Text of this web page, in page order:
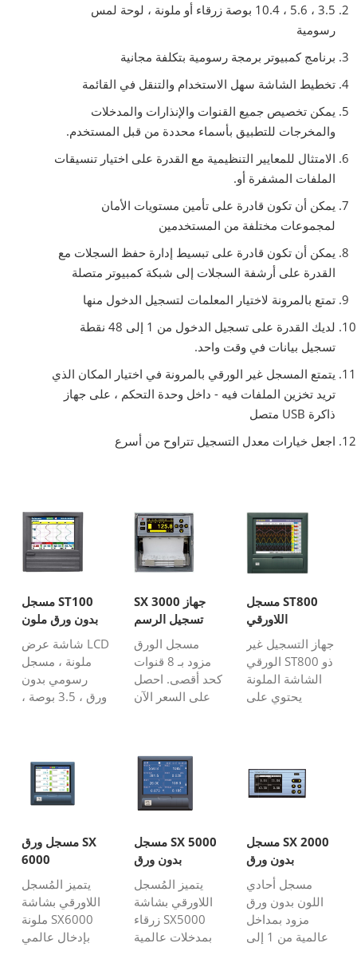
3.5 ، 5.6 ، 10.4 بوصة زرقاء أو ملونة ، لوحة لمس
رسومية
برنامج كمبيوتر برمجة رسومية بتكلفة مجانية
تخطيط الشاشة سهل الاستخدام والتنقل في القائمة
يمكن تخصيص جميع القنوات والإنذارات والمدخلات
والمخرجات للتطبيق بأسماء محددة من قبل المستخدم.
الامتثال للمعايير التنظيمية مع القدرة على اختيار تنسيقات
الملفات المشفرة أو.
يمكن أن تكون قادرة على تأمين مستويات الأمان
لمجموعات مختلفة من المستخدمين
يمكن أن تكون قادرة على تبسيط إدارة حفظ السجلات مع
القدرة على أرشفة السجلات إلى شبكة كمبيوتر متصلة
تمتع بالمرونة لاختيار المعلمات لتسجيل الدخول منها
لديك القدرة على تسجيل الدخول من 1 إلى 48 نقطة
تسجيل بيانات في وقت واحد.
يتمتع المسجل غير الورقي بالمرونة في اختيار المكان الذي
تريد تخزين الملفات فيه - داخل وحدة التحكم ، على جهاز
ذاكرة USB متصل
اجعل خيارات معدل التسجيل تتراوح من أسرع
مسجل ST100
بدون ورق ملون
شاشة عرض LCD
ملونة ، مسجل
رسومي بدون
ورق ، 3.5 بوصة ،
SX 3000 جهاز
تسجيل الرسم
البياني / مسجل
الورق
مسجل الورق
مزود بـ 8 قنوات
كحد أقصى. احصل
على السعر الآن
منخفض
مسجل ST800
اللاورقي
جهاز التسجيل غير
الورقي ST800 ذو
الشاشة الملونة
يحتوي على
بوصة. E-thernet
، بطاقة SD ،
واجهة USB ،
RS485.
مسجل ورق SX
6000
يتميز المُسجل
اللاورقي بشاشة
ملونة SX6000
بإدخال عالمي
مسجل SX 5000
بدون ورق
يتميز المُسجل
اللاورقي بشاشة
زرقاء SX5000
بمدخلات عالمية
مسجل SX 2000
بدون ورق
مسجل أحادي
اللون بدون ورق
مزود بمداخل
عالمية من 1 إلى